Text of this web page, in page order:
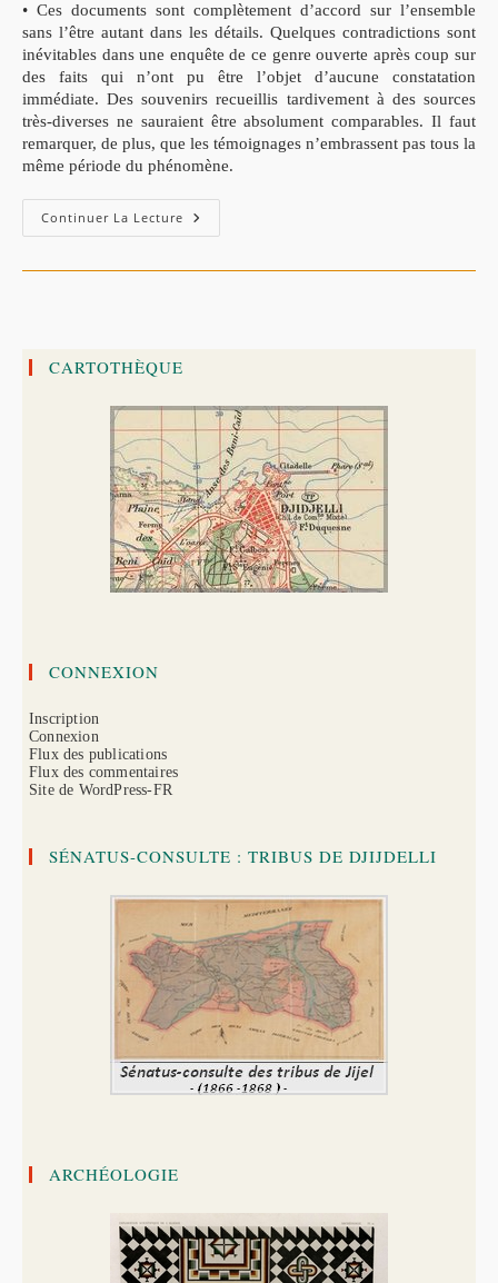
• Ces documents sont complètement d’accord sur l’ensemble
sans l’être autant dans les détails. Quelques contradictions sont
inévitables dans une enquête de ce genre ouverte après coup sur
des faits qui n’ont pu être l’objet d’aucune constatation
immédiate. Des souvenirs recueillis tardivement à des sources
très-diverses ne sauraient être absolument comparables. Il faut
remarquer, de plus, que les témoignages n’embrassent pas tous la
même période du phénomène.
Continuer La Lecture Les
Tremblements
1856
CARTOTHÈQUE
CONNEXION
Inscription
Connexion
Flux des publications
Flux des commentaires
Site de WordPress-FR
SÉNATUS-CONSULTE : TRIBUS DE DJIJDELLI
ARCHÉOLOGIE